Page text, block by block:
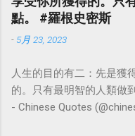
點。 #羅根史密斯
- 5月 23, 2023
人生的目的有二：先是獲
的。只有最明智的人類做
- Chinese Quotes